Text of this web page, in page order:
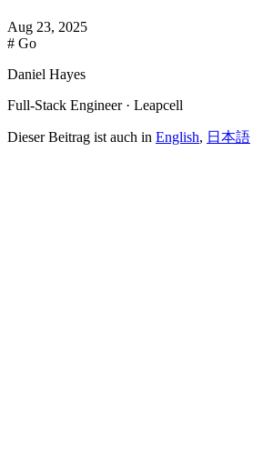
Aug 23, 2025
# Go
Daniel Hayes
Full-Stack Engineer · Leapcell
Dieser Beitrag ist auch in English, 日本語